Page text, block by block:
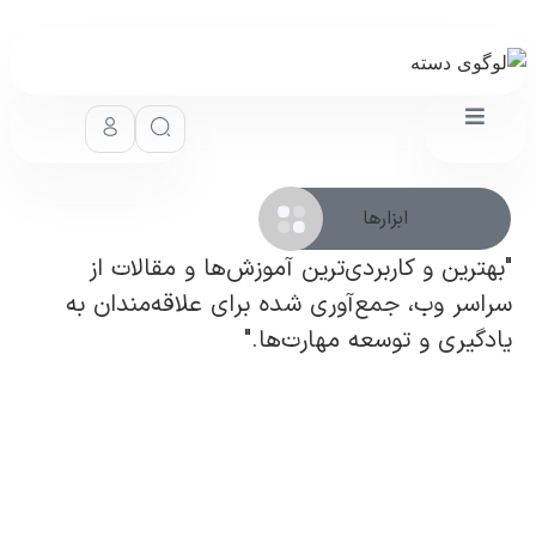
ابزارها
"بهترین و کاربردی‌ترین آموزش‌ها و مقالات از
سراسر وب، جمع‌آوری شده برای علاقه‌مندان به
یادگیری و توسعه مهارت‌ها."